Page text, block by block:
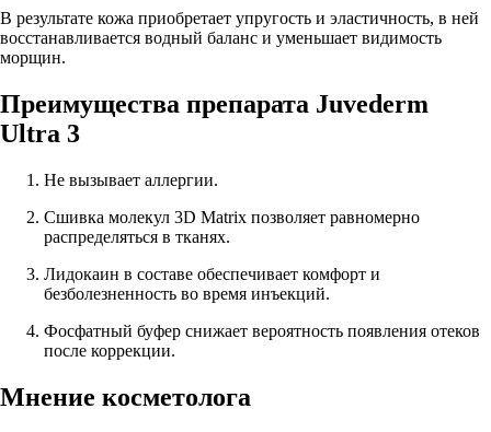
В результате кожа приобретает упругость и эластичность, в ней
восстанавливается водный баланс и уменьшает видимость
морщин.
Преимущества препарата Juvederm
Ultra 3
Не вызывает аллергии.
Сшивка молекул 3D Matrix позволяет равномерно
распределяться в тканях.
Лидокаин в составе обеспечивает комфорт и
безболезненность во время инъекций.
Фосфатный буфер снижает вероятность появления отеков
после коррекции.
Мнение косметолога